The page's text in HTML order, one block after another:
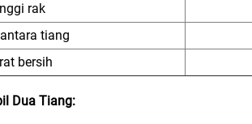
rak
tiang
bersih
Dua Tiang: